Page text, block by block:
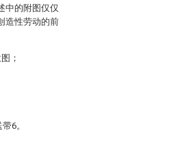
中的附图仅仅
造性劳动的前
；
6。